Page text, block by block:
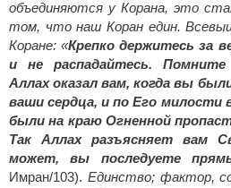
объединяются у Корана, это
том, что наш Коран един.
Коране: «Крепко держитесь за
и не распадайтесь.
Аллах оказал вам, когда вы
ваши сердца, и по Его
были на краю Огненной
Так Аллах разъясняет вам
может, вы последуете
Имран/103). Единство; фактор,